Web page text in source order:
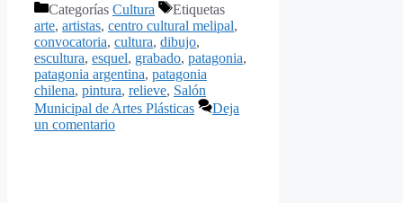
Categorías Cultura
Etiquetas
arte, artistas, centro cultural melipal,
convocatoria, cultura, dibujo,
escultura, esquel, grabado, patagonia,
patagonia argentina, patagonia
chilena, pintura, relieve, Salón
Municipal de Artes Plásticas
Deja
un comentario